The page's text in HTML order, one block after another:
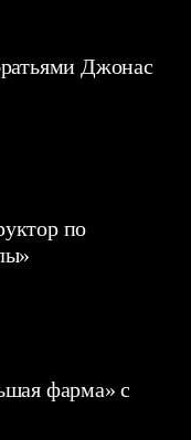
Джонас
по
фарма» с